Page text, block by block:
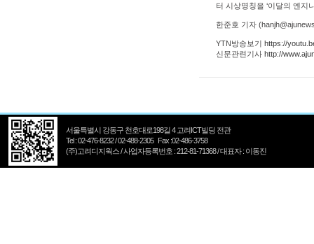
터 시상명칭을 ‘이달의 엔지
한준호 기자
YTN방송보기https://
신문관련기사http://
서울특별시 강동구 천호대로198길 4 고려ICT빌딩 전관
Tel : 02-476-8232 / 02-488-2305 Fax :02-486-3758
(주)고려디지웍스 / 사업자등록번호 : 212-81-71368 / 대표자 : 이동진